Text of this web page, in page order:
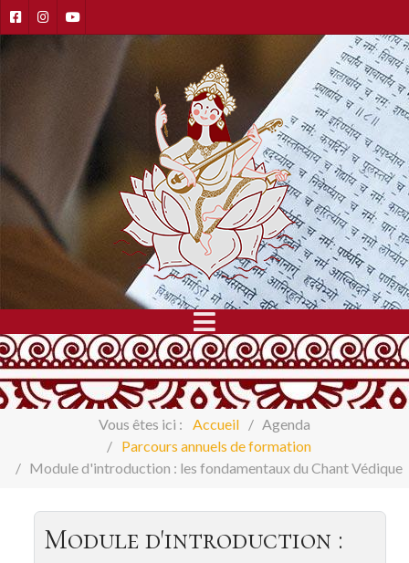
Vous êtes ici : Accueil
Agenda
Parcours annuels de formation
Module d'introduction : les fondamentaux du Chant Védique
Module d'introduction :